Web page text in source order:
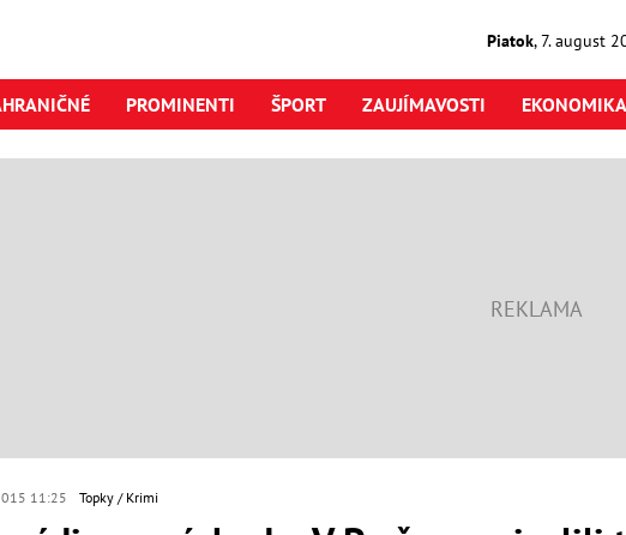
Piatok,7. august
PROMINENTI ŠPORT ZAUJÍMAVOSTI EKONOMIKA
11:25 Topky Krimi